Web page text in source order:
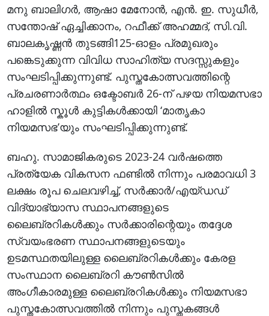
മനു ബാലിഗർ, ആഷാ മേനോൻ, എൻ. ഇ. സുധീർ,
സന്തോഷ് ഏച്ചിക്കാനം, റഫീക്ക് അഹമ്മദ്, സി.വി.
ബാലകൃഷ്ണൻ തുടങ്ങി125-ഓളം പ്രമുഖരും
പങ്കെടുക്കുന്ന വിവിധ സാഹിത്യ സദസ്സുകളും
സംഘടിപ്പിക്കുന്നുണ്ട്. പുസ്തകോത്സവത്തിന്റെ
പ്രചരണാർത്ഥം ഒക്ടോബർ 26-ന് പഴയ നിയമസഭാ
ഹാളിൽ സ്കൂൾ കുട്ടികൾക്കായി ‘മാതൃകാ
നിയമസഭ’യും സംഘടിപ്പിക്കുന്നുണ്ട്.
ബഹു. സാമാജികരുടെ 2023-24 വർഷത്തെ
പ്രത്യേക വികസന ഫണ്ടിൽ നിന്നും പരമാവധി 3
ലക്ഷം രൂപ ചെലവഴിച്ച്, സർക്കാർ/എയ്ഡഡ്
വിദ്യാഭ്യാസ സ്ഥാപനങ്ങളുടെ
ലൈബ്രറികൾക്കും സർക്കാരിന്റെയും തദ്ദേശ
സ്വയംഭരണ സ്ഥാപനങ്ങളുടെയും
ഉടമസ്ഥതയിലുള്ള ലൈബ്രറികൾക്കും കേരള
സംസ്ഥാന ലൈബ്രറി കൗൺസിൽ
അംഗീകാരമുള്ള ലൈബ്രറികൾക്കും നിയമസഭാ
പുസ്തകോത്സവത്തിൽ നിന്നും പുസ്തകങ്ങൾ